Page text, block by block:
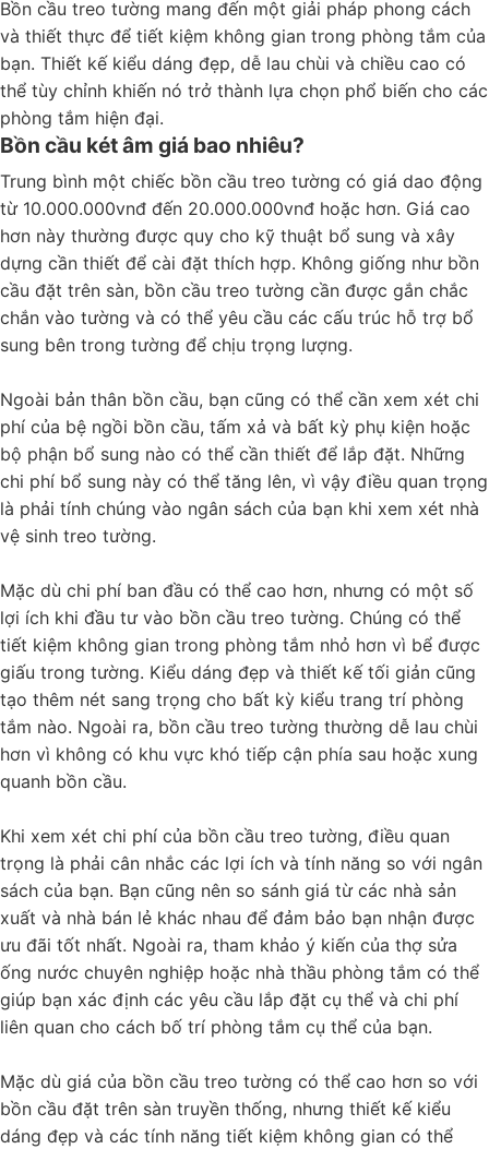
Bồn cầu treo tường mang đến một giải pháp phong cách
và thiết thực để tiết kiệm không gian trong phòng tắm của
bạn. Thiết kế kiểu dáng đẹp, dễ lau chùi và chiều cao có
thể tùy chỉnh khiến nó trở thành lựa chọn phổ biến cho các
phòng tắm hiện đại.
Bồn cầu két âm giá bao nhiêu?
Trung bình một chiếc bồn cầu treo tường có giá dao động
từ 10.000.000vnđ đến 20.000.000vnđ hoặc hơn. Giá cao
hơn này thường được quy cho kỹ thuật bổ sung và xây
dựng cần thiết để cài đặt thích hợp. Không giống như bồn
cầu đặt trên sàn, bồn cầu treo tường cần được gắn chắc
chắn vào tường và có thể yêu cầu các cấu trúc hỗ trợ bổ
sung bên trong tường để chịu trọng lượng.
Ngoài bản thân bồn cầu, bạn cũng có thể cần xem xét chi
phí của bệ ngồi bồn cầu, tấm xả và bất kỳ phụ kiện hoặc
bộ phận bổ sung nào có thể cần thiết để lắp đặt. Những
chi phí bổ sung này có thể tăng lên, vì vậy điều quan trọng
là phải tính chúng vào ngân sách của bạn khi xem xét nhà
vệ sinh treo tường.
Mặc dù chi phí ban đầu có thể cao hơn, nhưng có một số
lợi ích khi đầu tư vào bồn cầu treo tường. Chúng có thể
tiết kiệm không gian trong phòng tắm nhỏ hơn vì bể được
giấu trong tường. Kiểu dáng đẹp và thiết kế tối giản cũng
tạo thêm nét sang trọng cho bất kỳ kiểu trang trí phòng
tắm nào. Ngoài ra, bồn cầu treo tường thường dễ lau chùi
hơn vì không có khu vực khó tiếp cận phía sau hoặc xung
quanh bồn cầu.
Khi xem xét chi phí của bồn cầu treo tường, điều quan
trọng là phải cân nhắc các lợi ích và tính năng so với ngân
sách của bạn. Bạn cũng nên so sánh giá từ các nhà sản
xuất và nhà bán lẻ khác nhau để đảm bảo bạn nhận được
ưu đãi tốt nhất. Ngoài ra, tham khảo ý kiến của thợ sửa
ống nước chuyên nghiệp hoặc nhà thầu phòng tắm có thể
giúp bạn xác định các yêu cầu lắp đặt cụ thể và chi phí
liên quan cho cách bố trí phòng tắm cụ thể của bạn.
Mặc dù giá của bồn cầu treo tường có thể cao hơn so với
bồn cầu đặt trên sàn truyền thống, nhưng thiết kế kiểu
dáng đẹp và các tính năng tiết kiệm không gian có thể